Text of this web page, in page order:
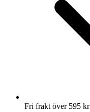
Fri frakt över 595 kr